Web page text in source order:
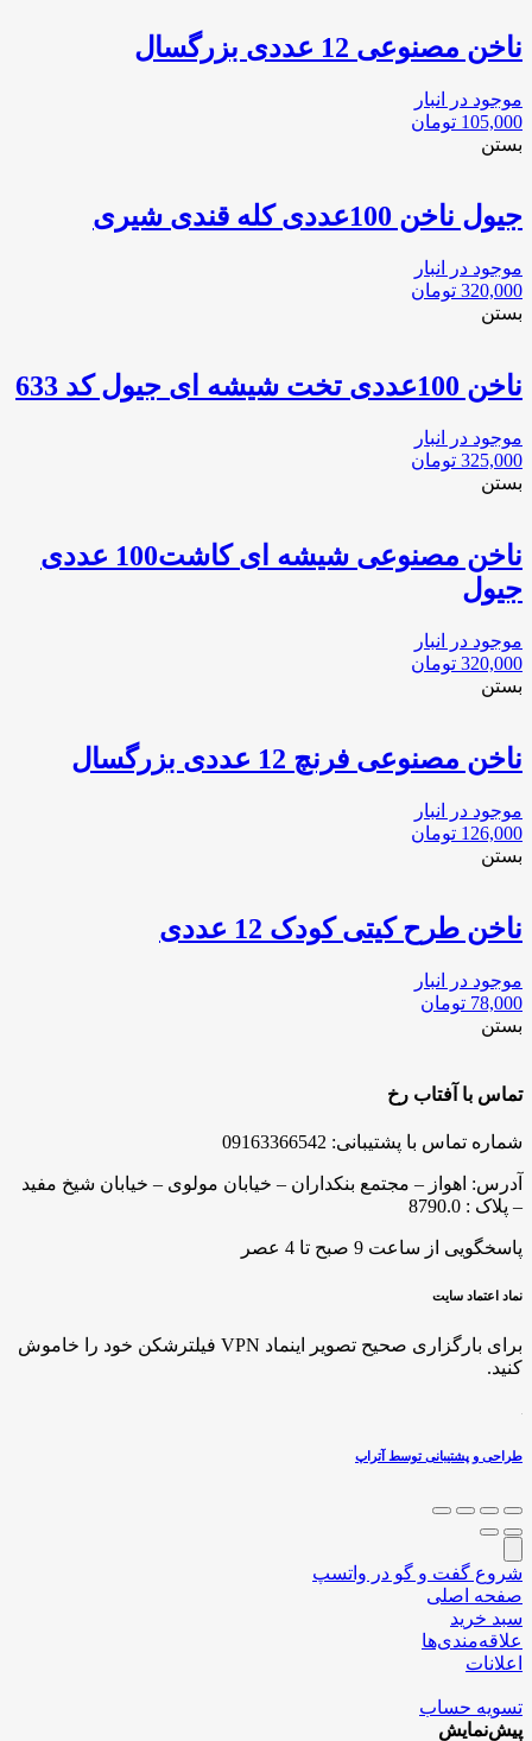
ناخن مصنوعی 12 عددی بزرگسال
موجود در انبار
105,000 تومان
بستن
جیول ناخن 100عددی کله قندی شیری
موجود در انبار
320,000 تومان
بستن
ناخن 100عددی تخت شیشه ای جیول کد 633
موجود در انبار
325,000 تومان
بستن
ناخن مصنوعی شیشه ای کاشت100 عددی
جیول
موجود در انبار
320,000 تومان
بستن
ناخن مصنوعی فرنچ 12 عددی بزرگسال
موجود در انبار
126,000 تومان
بستن
ناخن طرح کیتی کودک 12 عددی
موجود در انبار
78,000 تومان
بستن
تماس با آفتاب رخ
شماره تماس با پشتیبانی: 09163366542
آدرس: اهواز – مجتمع بنکداران – خیابان مولوی – خیابان شیخ مفید
– پلاک : 8790.0
پاسخگویی از ساعت 9 صبح تا 4 عصر
نماد اعتماد سایت
برای بارگزاری صحیح تصویر اینماد VPN فیلترشکن خود را خاموش
کنید.
طراحی و پشتیبانی توسط آتراپ
شروع گفت و گو در واتسپ
صفحه اصلی
سبد خرید
علاقه‌مندی‌ها
اعلانات
تسویه حساب
پیش‌نمایش